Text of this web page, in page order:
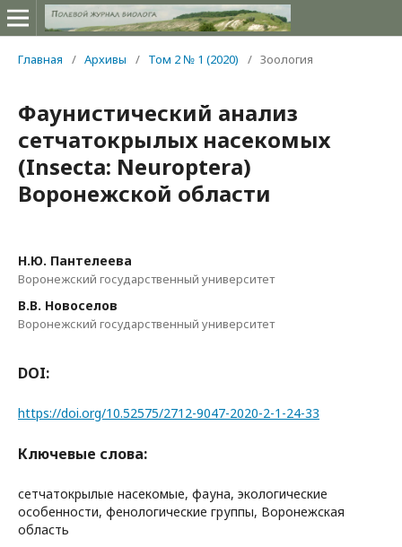
Главная / Архивы / Том 2 № 1 (2020) / Зоология
Фаунистический анализ
сетчатокрылых насекомых
(Insecta: Neuroptera)
Воронежской области
Н.Ю. Пантелеева
Воронежский государственный университет
В.В. Новоселов
Воронежский государственный университет
DOI:
https://doi.org/10.52575/2712-9047-2020-2-1-24-33
Ключевые слова:
сетчатокрылые насекомые, фауна, экологические
особенности, фенологические группы, Воронежская
область